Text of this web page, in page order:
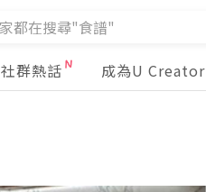
社群熱話 成為U Creator